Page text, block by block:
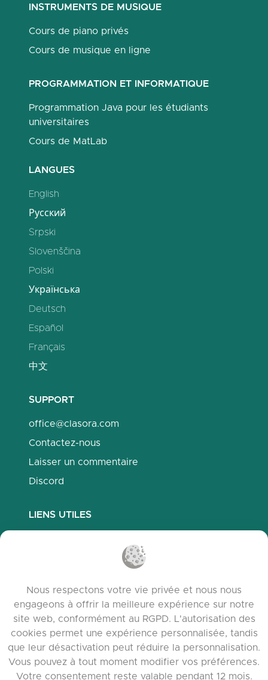
INSTRUMENTS DE MUSIQUE
Cours de piano privés
Cours de musique en ligne
PROGRAMMATION ET INFORMATIQUE
Programmation Java pour les étudiants
universitaires
Cours de MatLab
LANGUES
English
Русский
Srpski
Slovenščina
Polski
Українська
Deutsch
Español
Français
中文
SUPPORT
office@clasora.com
Contactez-nous
Laisser un commentaire
Discord
LIENS UTILES
Politique de confidentialité
Conditions d’utilisation
Notes de version
Nous respectons votre vie privée et nous nous
engageons à offrir la meilleure expérience sur notre
site web, conformément au RGPD. L'autorisation des
cookies permet une expérience personnalisée, tandis
que leur désactivation peut réduire la personnalisation.
Vous pouvez à tout moment modifier vos préférences.
Votre consentement reste valable pendant 12 mois.